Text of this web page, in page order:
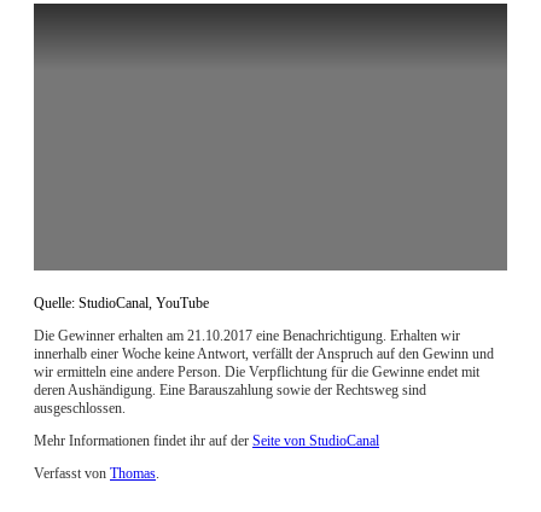
Quelle: StudioCanal, YouTube
Die Gewinner erhalten am 21.10.2017 eine Benachrichtigung. Erhalten wir
innerhalb einer Woche keine Antwort, verfällt der Anspruch auf den Gewinn und
wir ermitteln eine andere Person. Die Verpflichtung für die Gewinne endet mit
deren Aushändigung. Eine Barauszahlung sowie der Rechtsweg sind
ausgeschlossen.
Mehr Informationen findet ihr auf der Seite von StudioCanal
Verfasst von Thomas